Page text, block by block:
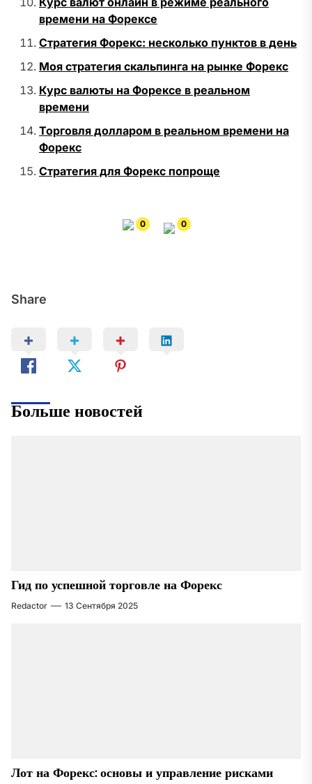
Share
времени на Форексе
Стратегия Форекс: несколько пунктов в день
Моя стратегия скальпинга на рынке Форекс
Курс валюты на Форексе в реальном
времени
Торговля долларом в реальном времени на
Форекс
Стратегия для Форекс попроще
0 0
Больше новостей
Гид по успешной торговле на Форекс
Redactor 13 Сентября 2025
Лот на Форекс: основы и управление рисками